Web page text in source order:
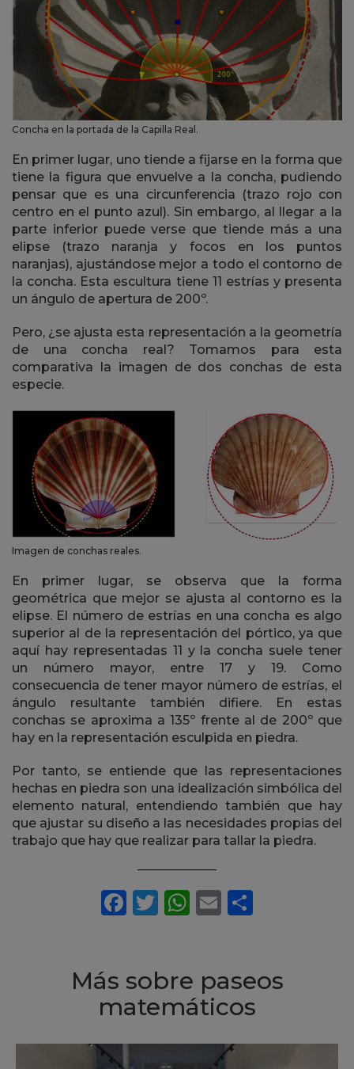
Concha en la portada de la Capilla Real.
En primer lugar, uno tiende a fijarse en la forma que
tiene la figura que envuelve a la concha, pudiendo
pensar que es una circunferencia (trazo rojo con
centro en el punto azul). Sin embargo, al llegar a la
parte inferior puede verse que tiende más a una
elipse (trazo naranja y focos en los puntos
naranjas), ajustándose mejor a todo el contorno de
la concha. Esta escultura tiene 11 estrías y presenta
un ángulo de apertura de 200º.
Pero, ¿se ajusta esta representación a la geometría
de una concha real? Tomamos para esta
comparativa la imagen de dos conchas de esta
especie.
Imagen de conchas reales.
En primer lugar, se observa que la forma
geométrica que mejor se ajusta al contorno es la
elipse. El número de estrías en una concha es algo
superior al de la representación del pórtico, ya que
aquí hay representadas 11 y la concha suele tener
un número mayor, entre 17 y 19. Como
consecuencia de tener mayor número de estrías, el
ángulo resultante también difiere. En estas
conchas se aproxima a 135º frente al de 200º que
hay en la representación esculpida en piedra.
Por tanto, se entiende que las representaciones
hechas en piedra son una idealización simbólica del
elemento natural, entendiendo también que hay
que ajustar su diseño a las necesidades propias del
trabajo que hay que realizar para tallar la piedra.
Más sobre paseos
matemáticos